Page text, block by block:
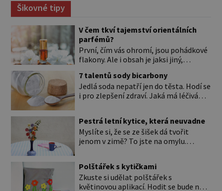
Šikovné tipy
V čem tkví tajemství orientálních
parfémů?
První, čím vás ohromí, jsou pohádkové
flakony. Ale i obsah je jaksi jiný,
parfumérií. Čím to? V arabské kultuře
mají vůně mnohem delší tradici než
v naší. Jejich původní účel byl nejspíš
voní? Při testování orientálních vůní
nejspíš zjistíte, že jen málokterá se
vám […]
7 talentů sody bicarbony
Jedlá soda nepatří jen do těsta. Hodí se
i pro zlepšení zdraví. Jaká má léčivá
Jedlá soda (pro úplnost je to
hydrogenuhličitan sodný s chemickou
značkou NaHCO3) je ten bílý, ve vodě
bicarbona. Je součástí kypřicího prášku
[…]
Pestrá letní kytice, která neuvadne
Myslíte si, že se ze šišek dá tvořit
jenom v zimě? To jste na omylu.
obraz. Při tomto tvoření vás navíc čeká
příjemná procházka po lese. Musíte si
přece nasbírat ty šišky. Nám se
Polštářek s kytičkami
Zkuste si udělat polštářek s
květinovou aplikací. Hodit se bude na